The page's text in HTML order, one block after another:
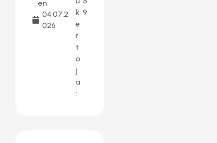
en
04.07.2
026
k
e
r
t
o
j
a
:
9